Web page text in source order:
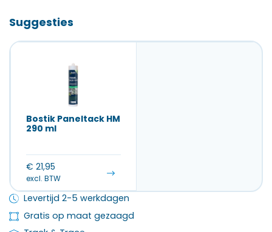
Suggesties
Bostik Paneltack HM
290 ml
€ 21,95
excl. BTW
Levertijd 2-5 werkdagen
Gratis op maat gezaagd